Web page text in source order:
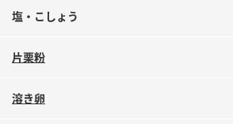
ロングセラー商品 ＋ おすすめレシピ
人気商品 ＋ おすすめレシピ
塩・こしょう
片栗粉
溶き卵